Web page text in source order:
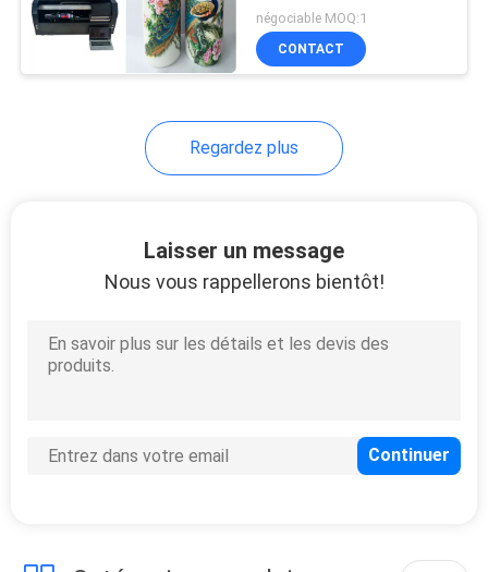
720dpi 15s
négociable MOQ:1
CONTACT
Regardez plus
Laisser un message
Nous vous rappellerons bientôt!